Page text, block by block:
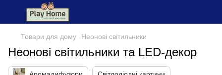
Товари для дому Неонові світильники
Неонові світильники та LED-декор